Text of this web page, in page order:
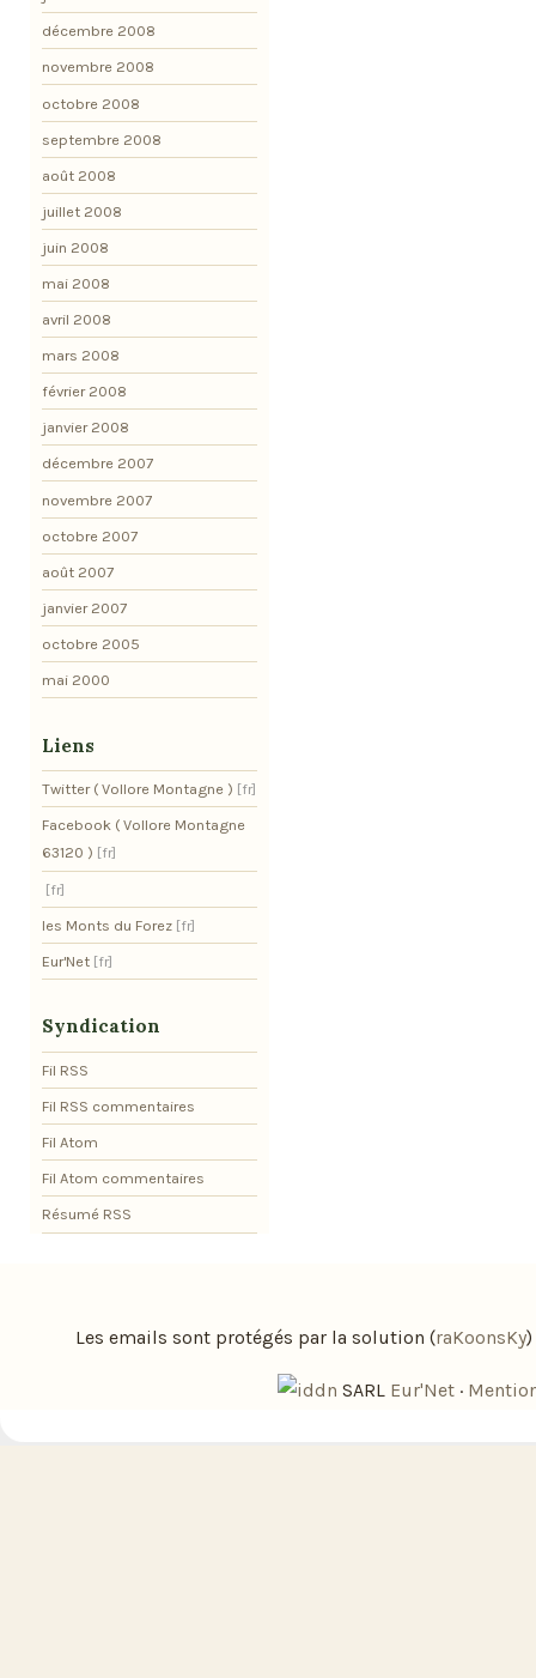
décembre 2008
novembre 2008
octobre 2008
septembre 2008
août 2008
juillet 2008
juin 2008
mai 2008
avril 2008
mars 2008
février 2008
janvier 2008
décembre 2007
novembre 2007
octobre 2007
août 2007
janvier 2007
octobre 2005
mai 2000
Liens
Twitter ( Vollore Montagne )
Facebook ( Vollore Montagne
63120 )
les Monts du Forez
Eur'Net
Syndication
Fil RSS
Fil RSS commentaires
Fil Atom
Fil Atom commentaires
Résumé RSS
Les emails sont protégés par la solution (raKoonsKy)
SARL Eur'Net ·